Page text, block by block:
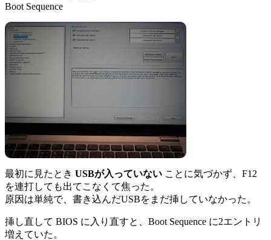
Boot Sequence
最初に見たとき USBが入っていない ことに気づかず、F12
を連打しても出てこなくて焦った。
原因は単純で、書き込んだUSBをまだ挿していなかった。
挿し直して BIOS に入り直すと、Boot Sequence に2エントリ
増えていた。